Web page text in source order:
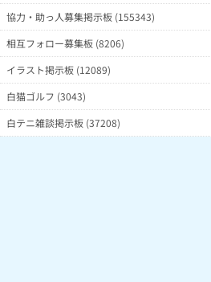
協力・助っ人募集掲示板 (155343)
相互フォロー募集板 (8206)
イラスト掲示板 (12089)
白猫ゴルフ (3043)
白テニ雑談掲示板 (37208)